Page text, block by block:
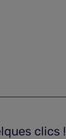
clics !